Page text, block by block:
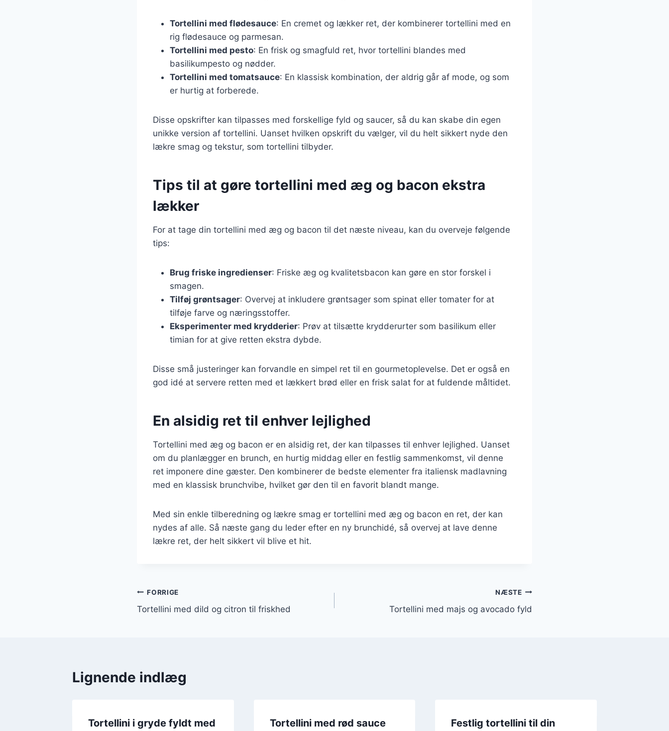
Tortellini med flødesauce: En cremet og lækker ret, der kombinerer tortellini med en
rig flødesauce og parmesan.
Tortellini med pesto: En frisk og smagfuld ret, hvor tortellini blandes med
basilikumpesto og nødder.
Tortellini med tomatsauce: En klassisk kombination, der aldrig går af mode, og som
er hurtig at forberede.
Disse opskrifter kan tilpasses med forskellige fyld og saucer, så du kan skabe din egen
unikke version af tortellini. Uanset hvilken opskrift du vælger, vil du helt sikkert nyde den
lækre smag og tekstur, som tortellini tilbyder.
Tips til at gøre tortellini med æg og bacon ekstra
lækker
For at tage din tortellini med æg og bacon til det næste niveau, kan du overveje følgende
tips:
Brug friske ingredienser: Friske æg og kvalitetsbacon kan gøre en stor forskel i
smagen.
Tilføj grøntsager: Overvej at inkludere grøntsager som spinat eller tomater for at
tilføje farve og næringsstoffer.
Eksperimenter med krydderier: Prøv at tilsætte krydderurter som basilikum eller
timian for at give retten ekstra dybde.
Disse små justeringer kan forvandle en simpel ret til en gourmetoplevelse. Det er også en
god idé at servere retten med et lækkert brød eller en frisk salat for at fuldende måltidet.
En alsidig ret til enhver lejlighed
Tortellini med æg og bacon er en alsidig ret, der kan tilpasses til enhver lejlighed. Uanset
om du planlægger en brunch, en hurtig middag eller en festlig sammenkomst, vil denne
ret imponere dine gæster. Den kombinerer de bedste elementer fra italiensk madlavning
med en klassisk brunchvibe, hvilket gør den til en favorit blandt mange.
Med sin enkle tilberedning og lækre smag er tortellini med æg og bacon en ret, der kan
nydes af alle. Så næste gang du leder efter en ny brunchidé, så overvej at lave denne
lækre ret, der helt sikkert vil blive et hit.
Indlægsnavigation
FORRIGE
Tortellini med dild og citron til friskhed
NÆSTE
Tortellini med majs og avocado fyld
Lignende indlæg
Tortellini i gryde fyldt med Tortellini med rød sauce Festlig tortellini til din